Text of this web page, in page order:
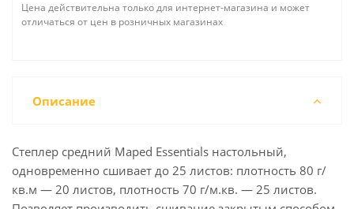
Цена действительна только для интернет-магазина и может
отличаться от цен в розничных магазинах
Описание
Степлер средний Maped Essentials настольный,
одновременно сшивает до 25 листов: плотность 80 г/
кв.м — 20 листов, плотность 70 г/м.кв. — 25 листов.